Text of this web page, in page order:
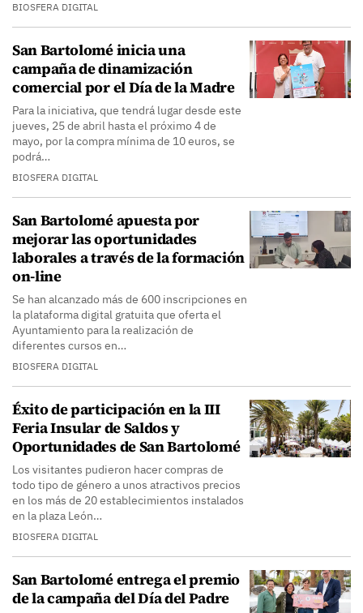
BIOSFERA DIGITAL
San Bartolomé inicia una
campaña de dinamización
comercial por el Día de la Madre
Para la iniciativa, que tendrá lugar desde este
jueves, 25 de abril hasta el próximo 4 de
mayo, por la compra mínima de 10 euros, se
podrá…
BIOSFERA DIGITAL
San Bartolomé apuesta por
mejorar las oportunidades
laborales a través de la formación
on-line
Se han alcanzado más de 600 inscripciones en
la plataforma digital gratuita que oferta el
Ayuntamiento para la realización de
diferentes cursos en…
BIOSFERA DIGITAL
Éxito de participación en la III
Feria Insular de Saldos y
Oportunidades de San Bartolomé
Los visitantes pudieron hacer compras de
todo tipo de género a unos atractivos precios
en los más de 20 establecimientos instalados
en la plaza León…
BIOSFERA DIGITAL
San Bartolomé entrega el premio
de la campaña del Día del Padre